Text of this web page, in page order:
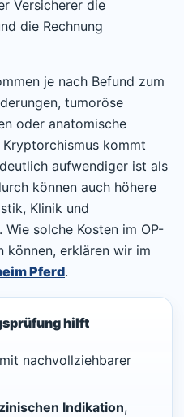
Versicherer die
die Rechnung
je nach Befund zum
tumoröse
oder anatomische
kommt
aufwendiger ist als
können auch höhere
Klinik und
solche Kosten im OP-
können, erklären wir im
Pferd.
hilft
mit nachvollziehbarer
Indikation,